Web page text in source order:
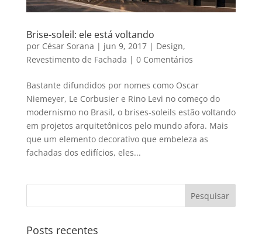
Brise-soleil: ele está voltando
por César Sorana | jun 9, 2017| Design,
Revestimento de Fachada | 0 Comentários
Bastante difundidos por nomes como Oscar
Niemeyer, Le Corbusier e Rino Levi no começo do
modernismo no Brasil, o brises-soleils estão voltando
em projetos arquitetônicos pelo mundo afora. Mais
que um elemento decorativo que embeleza as
fachadas dos edifícios, eles...
Posts recentes